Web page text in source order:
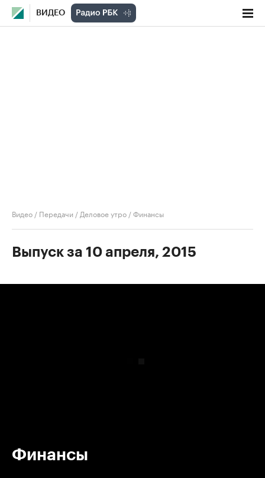
ВИДЕО
Видео / Передачи / Деловое утро /Финансы
Выпуск за 10 апреля, 2015
Финансы